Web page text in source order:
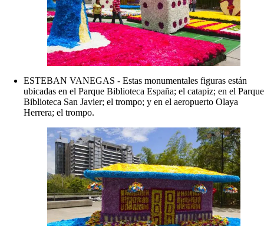
ESTEBAN VANEGAS - Estas monumentales figuras están
ubicadas en el Parque Biblioteca España; el catapiz; en el Parque
Biblioteca San Javier; el trompo; y en el aeropuerto Olaya
Herrera; el trompo.